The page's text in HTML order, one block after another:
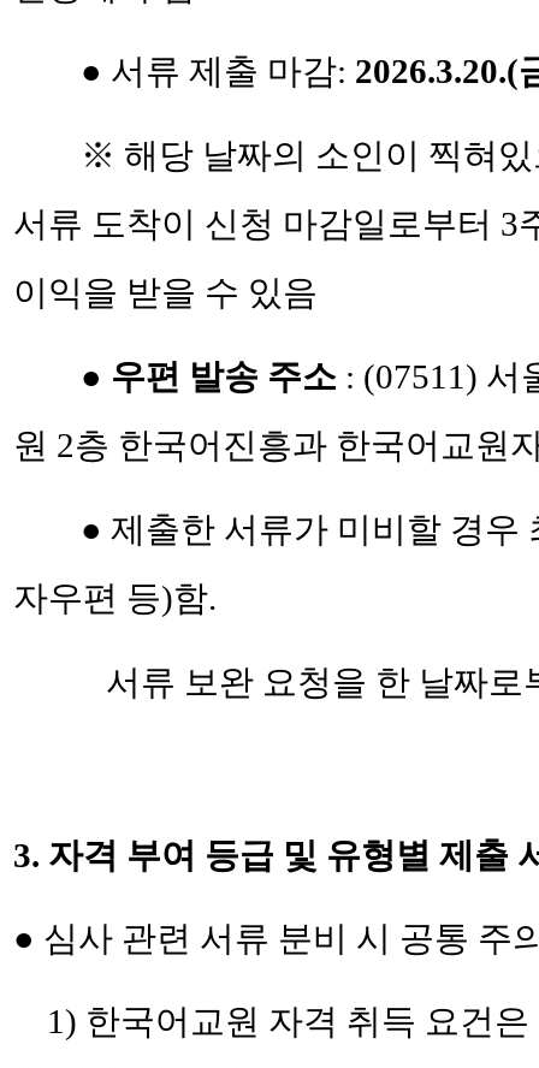
● 서류 제출 마감: 2026.3.20.(
※ 해당 날짜의 소인이 찍혀
서류 도착이 신청 마감일로부터 3
이익을 받을 수 있음
● 우편 발송 주소 : (07511) 서
원 2층 한국어진흥과 한국어교원
● 제출한 서류가 미비할 경우
자우편 등)함.
서류 보완 요청을 한 날짜
3. 자격 부여 등급 및 유형별 제출
● 심사 관련 서류 분비 시 공통 주
1) 한국어교원 자격 취득 요건은